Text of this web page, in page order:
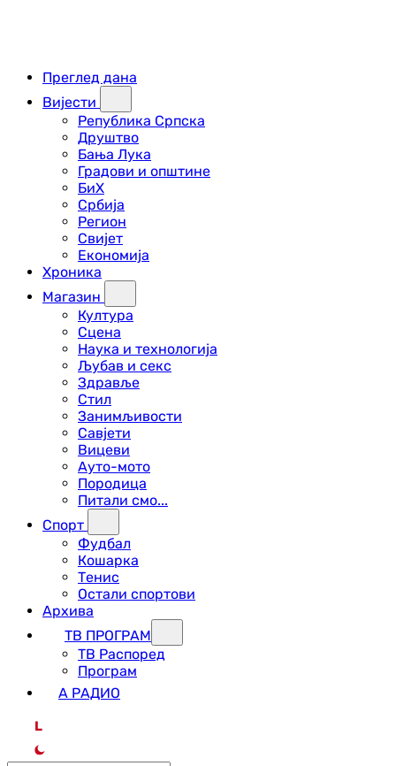
Преглед дана
Вијести
Република Српска
Друштво
Бања Лука
Градови и општине
БиХ
Србија
Регион
Свијет
Економија
Хроника
Магазин
Култура
Сцена
Наука и технологија
Љубав и секс
Здравље
Стил
Занимљивости
Савјети
Вицеви
Ауто-мото
Породица
Питали смо...
Спорт
Фудбал
Кошарка
Тенис
Остали спортови
Архива
ТВ ПРОГРАМ
ТВ Распоред
Програм
А РАДИО
L